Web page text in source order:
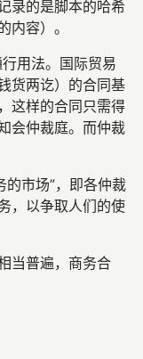
录的是脚本的哈希
内容）。
用法。国际贸易
货两讫）的合同基
这样的合同只需得
会仲裁庭。而仲裁
的市场”，即各仲裁
，以争取人们的使
当普遍，商务合